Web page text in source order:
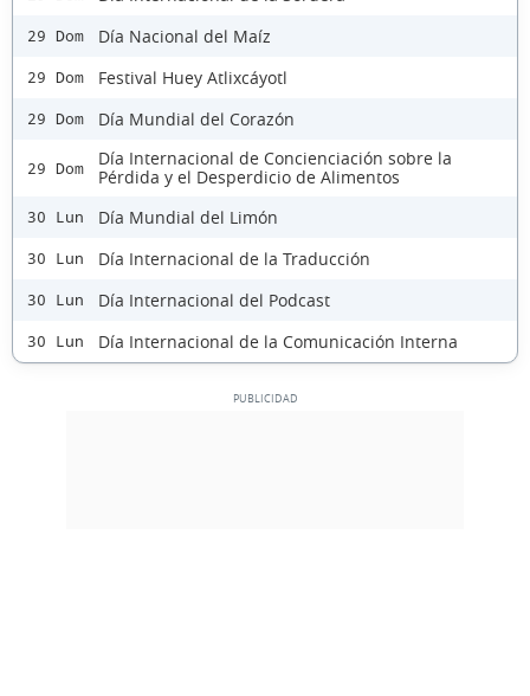
29 Dom Día Nacional del Maíz
29 Dom Festival Huey Atlixcáyotl
29 Dom Día Mundial del Corazón
29 Dom
Día Internacional de Concienciación sobre la
Pérdida y el Desperdicio de Alimentos
30 Lun Día Mundial del Limón
30 Lun Día Internacional de la Traducción
30 Lun Día Internacional del Podcast
30 Lun Día Internacional de la Comunicación Interna